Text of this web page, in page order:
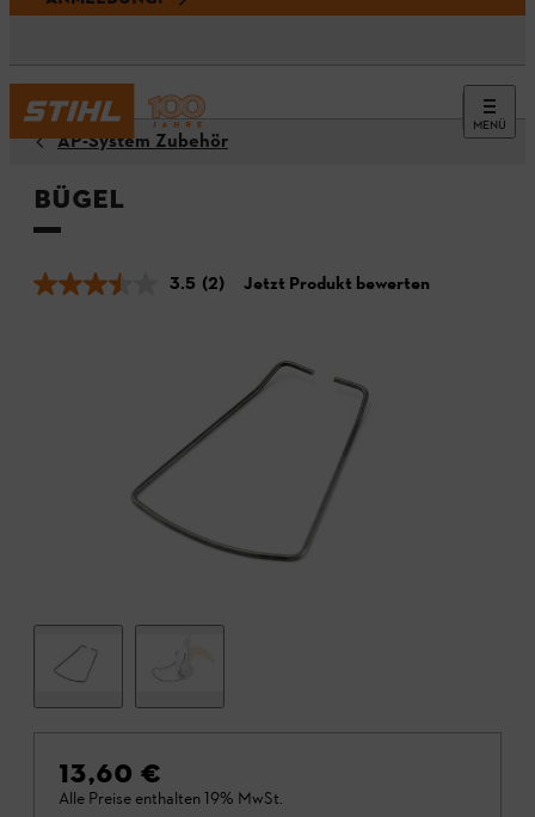
MENÜ
AP-System Zubehör
Bügel
3.5 (2) Jetzt Produkt bewerten
13,60 €
Alle Preise enthalten 19% MwSt.